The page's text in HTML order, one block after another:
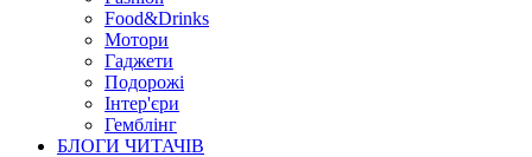
Food&Drinks
Мотори
Гаджети
Подорожі
Інтер'єри
Гемблінг
БЛОГИ ЧИТАЧІВ